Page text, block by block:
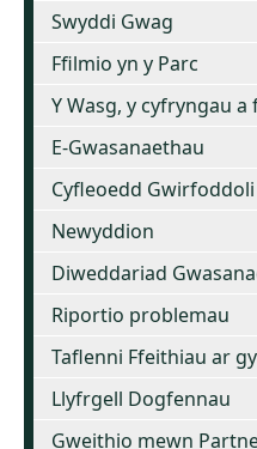
Swyddi Gwag
Ffilmio yn y Parc
Y Wasg, y cyfryngau a
E-Gwasanaethau
Cyfleoedd Gwirfoddoli
Newyddion
Diweddariad
Riportio problemau
Taflenni Ffeithiau ar
Llyfrgell Dogfennau
Gweithio mewn